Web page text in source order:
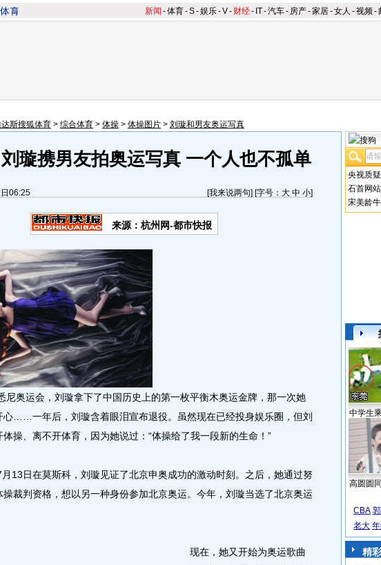
新闻 -体育-S-娱乐-V- 财经- IT-汽车- 房产-家居-女人 -视频-
达斯搜狐体育 > 综合体育 > 体操 > 体操图片 > 刘璇和男友奥运写真
璇携男友拍奥运写真 一个人也不孤单
06:25 [我来说两句] [字号： 大 中 小]
来源：杭州网-都市快报
奥运会，刘璇拿下了中国历史上的第一枚平衡木奥运金牌，那一次她
心……一年后，刘璇含着眼泪宣布退役。虽然现在已经投身娱乐圈，但刘
操、离不开体育，因为她说过：“体操给了我一段新的生命！”
日在莫斯科，刘璇见证了北京申奥成功的激动时刻。之后，她通过努
操裁判资格，想以另一种身份参加北京奥运。今年，刘璇当选了北京奥运
现在，她又开始为奥运歌曲
央视质
石首网
宋美龄
中学生
高圆圆
CBA
老大
精